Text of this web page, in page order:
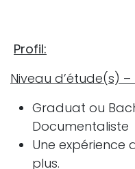
Profil:
Niveau d’étude(s) –
Graduat ou
Documentaliste
Une expérience
plus.